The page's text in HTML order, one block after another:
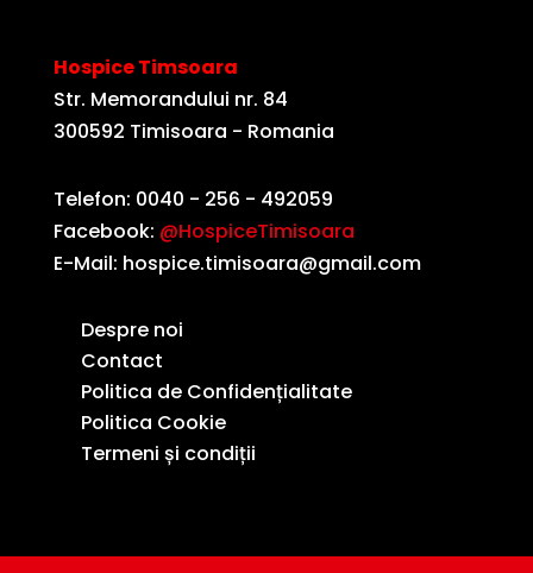
Hospice Timsoara
Str. Memorandului nr. 84
300592 Timisoara - Romania
Telefon: 0040 - 256 - 492059
Facebook: @HospiceTimisoara
E-Mail: hospice.timisoara@gmail.com
Despre noi
Contact
Politica de Confidențialitate
Politica Cookie
Termeni și condiții